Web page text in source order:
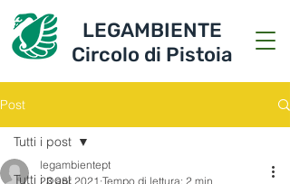
LEGAMBIENTE
Circolo di Pistoia
Post
Tutti i post
Tutti i post
legambientept
23 apr 2021 Tempo di lettura: 2 min